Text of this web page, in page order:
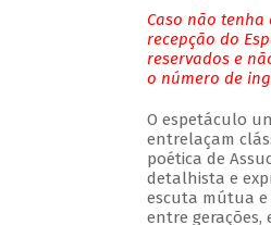
Caso não
recepção do
reservados e
o número de
O espetáculo
entrelaçam
poética de
detalhista e
escuta mútua
entre gerações,